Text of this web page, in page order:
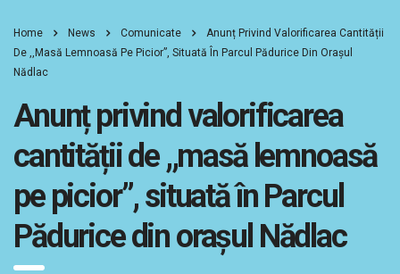
Home News Comunicate
Anunț Privind Valorificarea Cantității
De ,,masă Lemnoasă Pe Picior”, Situată În Parcul Pădurice Din Orașul
Nădlac
Anunț privind valorificarea
cantității de ,,masă lemnoasă
pe picior”, situată în Parcul
Pădurice din orașul Nădlac